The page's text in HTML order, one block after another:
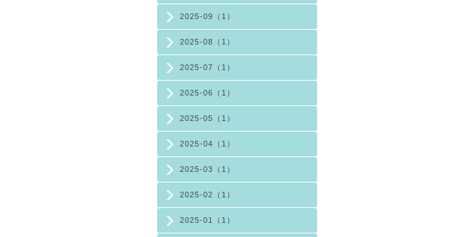
2025-09（1）
2025-08（1）
2025-07（1）
2025-06（1）
2025-05（1）
2025-04（1）
2025-03（1）
2025-02（1）
2025-01（1）